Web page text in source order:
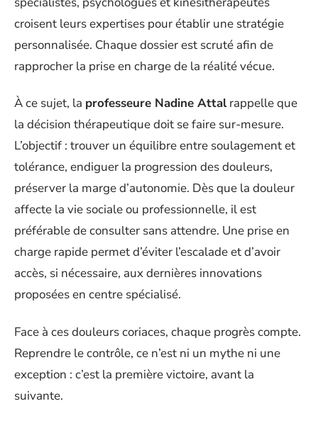
croisent leurs expertises pour établir une stratégie
personnalisée. Chaque dossier est scruté afin de
rapprocher la prise en charge de la réalité vécue.
À ce sujet, la professeure Nadine Attalrappelle que
la décision thérapeutique doit se faire sur-mesure.
L’objectif : trouver un équilibre entre soulagement et
tolérance, endiguer la progression des douleurs,
préserver la marge d’autonomie. Dès que la douleur
affecte la vie sociale ou professionnelle, il est
préférable de consulter sans attendre. Une prise en
charge rapide permet d’éviter l’escalade et d’avoir
accès, si nécessaire, aux dernières innovations
proposées en centre spécialisé.
Face à ces douleurs coriaces, chaque progrès compte.
Reprendre le contrôle, ce n’est ni un mythe ni une
exception : c’est la première victoire, avant la
suivante.